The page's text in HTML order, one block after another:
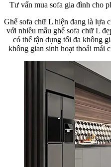
Tư vấn mua sofa gia đình cho
Ghế sofa chữ L hiện đang là lựa
với nhiều mẫu ghế sofa chữ L
có thể tận dụng tối đa không
không gian sinh hoạt thoải mái